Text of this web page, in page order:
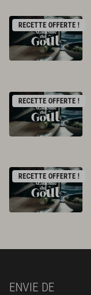
RECETTE OFFERTE !
RECETTE OFFERTE !
RECETTE OFFERTE !
ENVIE DE